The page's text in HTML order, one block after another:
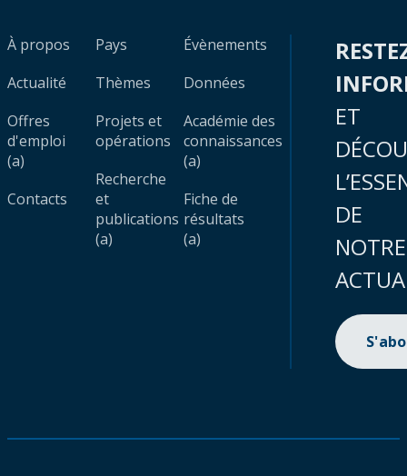
À propos
Actualité
Offres
d'emploi
(a)
Contacts
Pays
Thèmes
Projets et
opérations
Recherche
et
publications
(a)
Évènements
Données
Académie des
connaissances
(a)
Fiche de
résultats
(a)
ET
DE
NOTRE